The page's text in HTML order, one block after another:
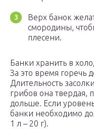
Верх банок
смородины,
плесени.
Банки хранить в
За это время горечь
Длительность
грибов она твердая,
дольше. Если
банки необходимо
1 л – 20 г).